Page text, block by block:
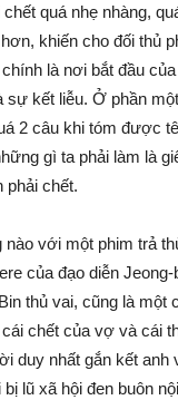
quá nhẹ nhàng,
khiến cho đối thủ
là nơi bắt đầu
sự kết liễu. Ở phần
2 câu khi tóm được
gì ta phải làm là
phải chết.
với một phim trả
của đạo diễn
thủ vai, cũng là
chết của vợ và cái
duy nhất gắn kết anh
lũ xã hội đen buôn